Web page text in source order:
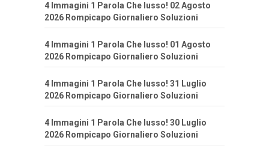
4 Immagini 1 Parola Che lusso! 02 Agosto
2026 Rompicapo Giornaliero Soluzioni
4 Immagini 1 Parola Che lusso! 01 Agosto
2026 Rompicapo Giornaliero Soluzioni
4 Immagini 1 Parola Che lusso! 31 Luglio
2026 Rompicapo Giornaliero Soluzioni
4 Immagini 1 Parola Che lusso! 30 Luglio
2026 Rompicapo Giornaliero Soluzioni